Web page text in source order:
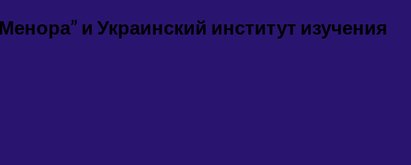
и Украинский институт изучения